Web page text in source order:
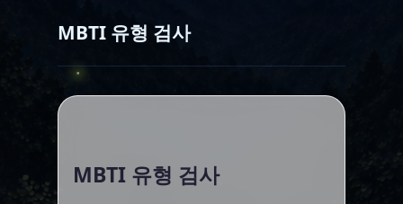
MBTI 유형 검사
MBTI 유형 검사